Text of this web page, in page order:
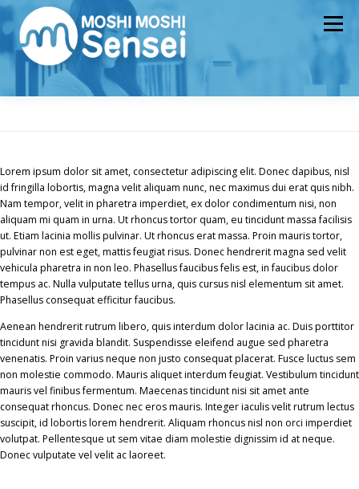
Aller
au
contenu
Menu
INSCRIVEZ-VOUS VOTRE COMPTE
Lorem ipsum dolor sit amet, consectetur adipiscing elit. Donec dapibus, nisl
id fringilla lobortis, magna velit aliquam nunc, nec maximus dui erat quis nibh.
Nam tempor, velit in pharetra imperdiet, ex dolor condimentum nisi, non
aliquam mi quam in urna. Ut rhoncus tortor quam, eu tincidunt massa facilisis
ut. Etiam lacinia mollis pulvinar. Ut rhoncus erat massa. Proin mauris tortor,
pulvinar non est eget, mattis feugiat risus. Donec hendrerit magna sed velit
vehicula pharetra in non leo. Phasellus faucibus felis est, in faucibus dolor
tempus ac. Nulla vulputate tellus urna, quis cursus nisl elementum sit amet.
Phasellus consequat efficitur faucibus.
Aenean hendrerit rutrum libero, quis interdum dolor lacinia ac. Duis porttitor
tincidunt nisi gravida blandit. Suspendisse eleifend augue sed pharetra
venenatis. Proin varius neque non justo consequat placerat. Fusce luctus sem
non molestie commodo. Mauris aliquet interdum feugiat. Vestibulum tincidunt
mauris vel finibus fermentum. Maecenas tincidunt nisi sit amet ante
consequat rhoncus. Donec nec eros mauris. Integer iaculis velit rutrum lectus
suscipit, id lobortis lorem hendrerit. Aliquam rhoncus nisl non orci imperdiet
volutpat. Pellentesque ut sem vitae diam molestie dignissim id at neque.
Donec vulputate vel velit ac laoreet.